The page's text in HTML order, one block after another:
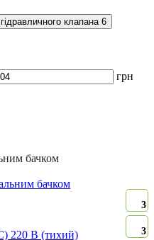
клапана 6
грн
бачком
3
3